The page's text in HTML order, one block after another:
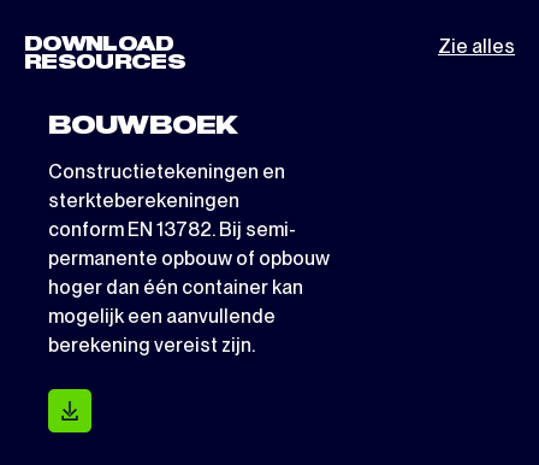
DOWNLOAD
RESOURCES
Zie alles
BOUWBOEK
Constructietekeningen en
sterkteberekeningen
conform EN 13782. Bij semi-
permanente opbouw of opbouw
hoger dan één container kan
mogelijk een aanvullende
berekening vereist zijn.